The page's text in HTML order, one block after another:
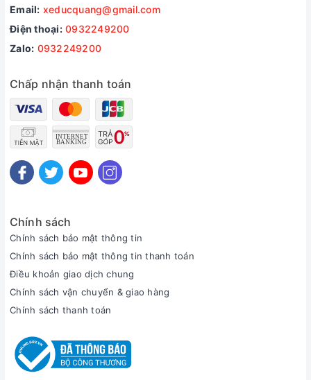
Email: xeducquang@gmail.com
Điện thoại: 0932249200
Zalo: 0932249200
Chấp nhận thanh toán
Chính sách
Chính sách bảo mật thông tin
Chính sách bảo mật thông tin thanh toán
Điều khoản giao dịch chung
Chính sách vận chuyển & giao hàng
Chính sách thanh toán